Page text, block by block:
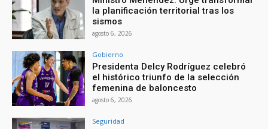
la planificación territorial tras los
sismos
agosto 6, 2026
Gobierno
Presidenta Delcy Rodríguez celebró
el histórico triunfo de la selección
femenina de baloncesto
agosto 6, 2026
Seguridad